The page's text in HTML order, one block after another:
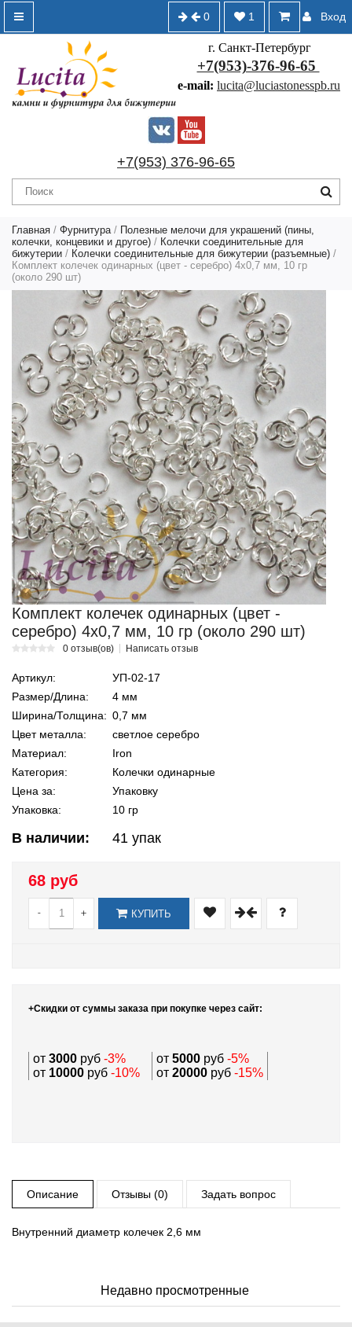
Вход
1
0
г. Санкт-Петербург
+7(953)-376-96-65
e-mail: lucita@luciastonesspb.ru
+7(953) 376-96-65
Главная / Фурнитура / Полезные мелочи для украшений (пины,
колечки, концевики и другое) / Колечки соединительные для
бижутерии / Колечки соединительные для бижутерии (разъемные) /
Комплект колечек одинарных (цвет - серебро) 4х0,7 мм, 10 гр
(около 290 шт)
Комплект колечек одинарных (цвет -
серебро) 4х0,7 мм, 10 гр (около 290 шт)
0 отзыв(ов) Написать отзыв
Артикул:
УП-02-17
Размер/Длина:
4 мм
Ширина/Толщина: 0,7 мм
Цвет металла:
светлое серебро
Материал:
Iron
Категория:
Колечки одинарные
Цена за:
Упаковку
Упаковка:
10 гр
В наличии: 41 упак
68 руб
- + КУПИТЬ
+Скидки от суммы заказа при покупке через сайт:
от 3000 руб -3% от 5000 руб -5%
от 10000 руб -10% от 20000 руб -15%
Описание Отзывы (0) Задать вопрос
Внутренний диаметр колечек 2,6 мм
Недавно просмотренные